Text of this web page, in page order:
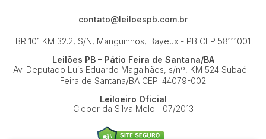
contato@leiloespb.com.br
BR 101 KM 32.2, S/N, Manguinhos, Bayeux - PB CEP 58111001
Leilões PB – Pátio Feira de Santana/BA
Av. Deputado Luis Eduardo Magalhães, s/nº, KM 524Subaé –
Feira de Santana/BA CEP: 44079-002
Leiloeiro Oficial
Cleber da Silva Melo | 07/2013